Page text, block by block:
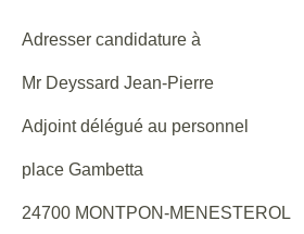
Adresser candidature à
Mr Deyssard Jean-Pierre
Adjoint délégué au personnel
place Gambetta
24700 MONTPON-MENESTEROL